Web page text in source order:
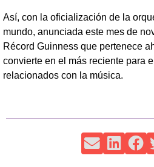
Así, con la oficialización de la
mundo, anunciada este mes de
Récord Guinness que pertenece
convierte en el más reciente para
relacionados con la música.